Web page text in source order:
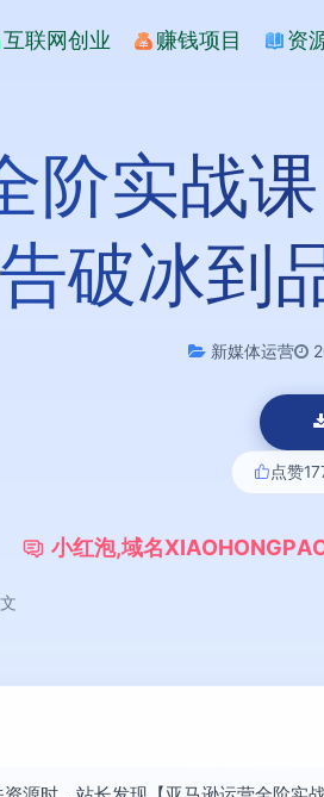
互联网创业 赚钱项目 资
阶实战
破冰到
新媒体运营
点赞
小红泡,域名XIAOHONGPA